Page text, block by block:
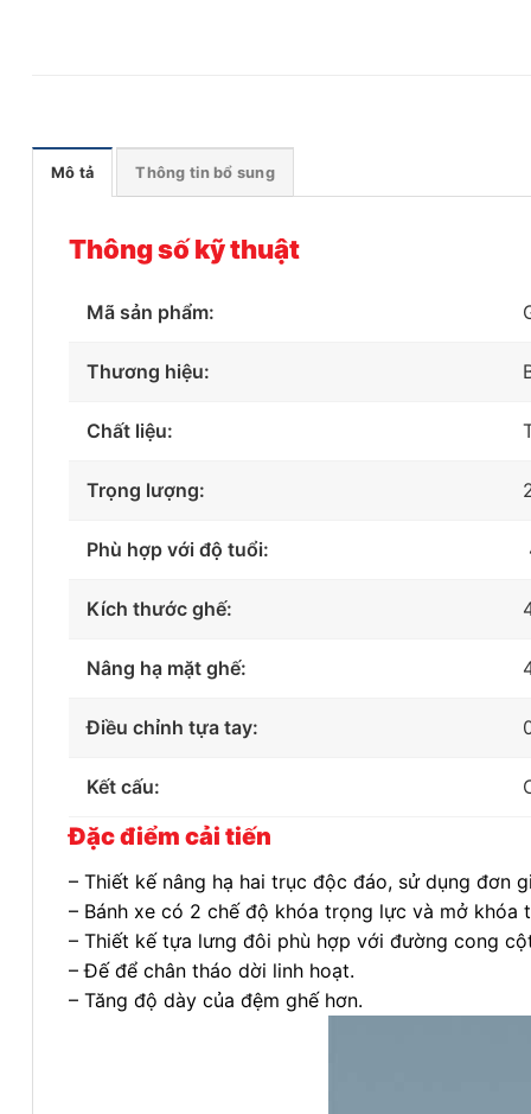
Mô tả Thông tin bổ sung
Thông số kỹ thuật
Mã sản phẩm:
Thương hiệu:
Chất liệu:
Trọng lượng:
Phù hợp với độ tuổi:
Kích thước ghế:
Nâng hạ mặt ghế:
Điều chỉnh tựa tay:
Kết cấu:
Đặc điểm cải tiến
– Thiết kế nâng hạ hai trục độc đáo, sử dụng đơn
– Bánh xe có 2 chế độ khóa trọng lực và mở khóa
– Thiết kế tựa lưng đôi phù hợp với đường cong
– Đế để chân tháo dời linh hoạt.
– Tăng độ dày của đệm ghế hơn.